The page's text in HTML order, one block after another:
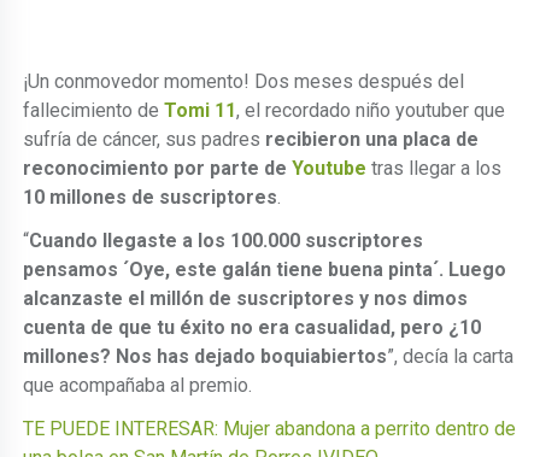
¡Un conmovedor momento! Dos meses después del
fallecimiento deTomi 11, el recordado niño youtuber que
sufría de cáncer, sus padres recibieron una placa de
reconocimiento por parte deYoutube tras llegar a los
10 millones de suscriptores.
“Cuando llegaste a los 100.000 suscriptores
pensamos ´Oye, este galán tiene buena pinta´. Luego
alcanzaste el millón de suscriptores y nos dimos
cuenta de que tu éxito no era casualidad, pero ¿10
millones? Nos has dejado boquiabiertos”, decía la carta
que acompañaba al premio.
TE PUEDE INTERESAR: Mujer abandona a perrito dentro de